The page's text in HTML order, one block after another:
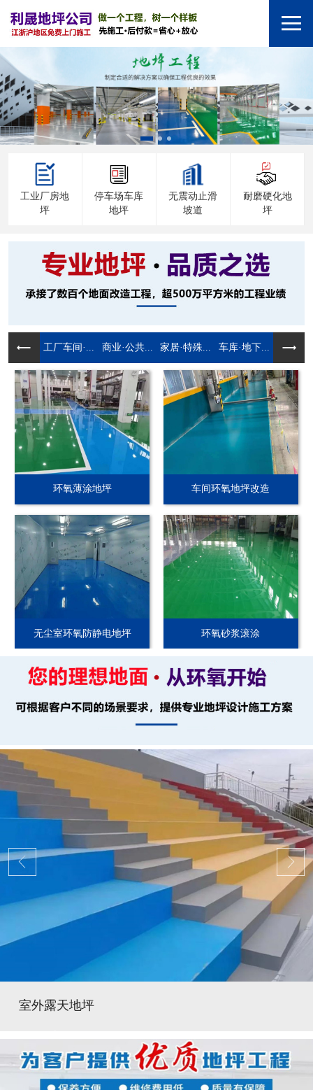
工业厂房地
坪
停车场车库
地坪
无震动止滑
坡道
耐磨硬化地
坪
工厂车间·... 商业·公共... 家居·特殊... 车库·地下...
环氧薄涂地坪 车间环氧地坪改造
无尘室环氧防静电地坪 环氧砂浆滚涂
室外露天地坪